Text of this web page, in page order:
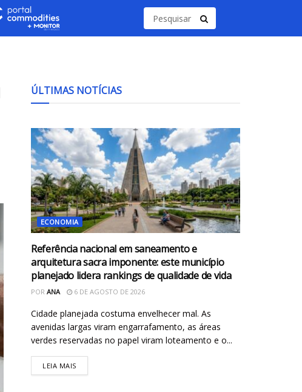
ÚLTIMAS NOTÍCIAS
ECONOMIA
Referência nacional em saneamento e
arquitetura sacra imponente: este município
planejado lidera rankings de qualidade de vida
POR ANA 6 DE AGOSTO DE 2026
Cidade planejada costuma envelhecer mal. As
avenidas largas viram engarrafamento, as áreas
verdes reservadas no papel viram loteamento e o...
LEIA MAIS